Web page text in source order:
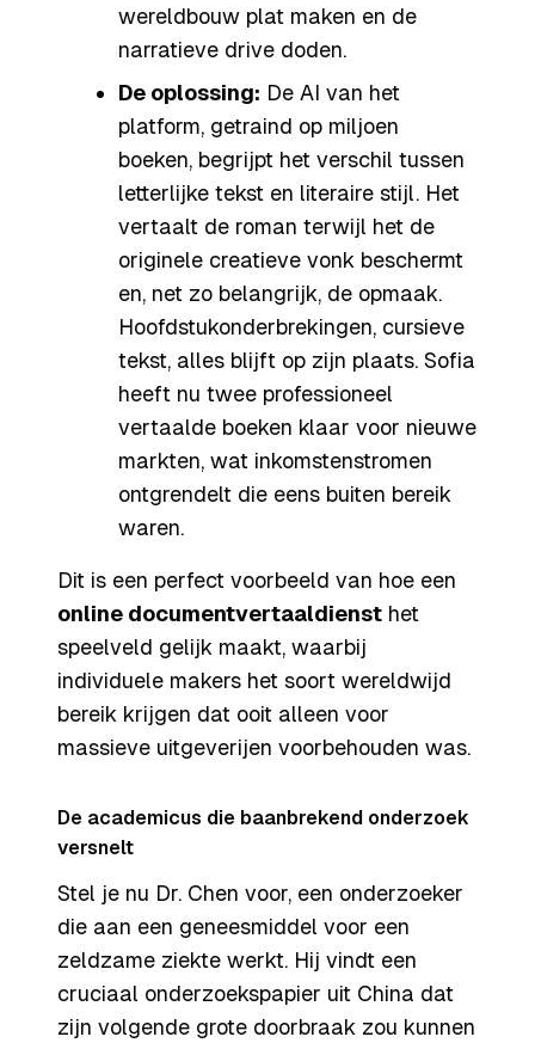
wereldbouw plat maken en de
narratieve drive doden.
De oplossing: De AI van het
platform, getraind op miljoen
boeken, begrijpt het verschil tussen
letterlijke tekst en literaire stijl. Het
vertaalt de roman terwijl het de
originele creatieve vonk beschermt
en, net zo belangrijk, de opmaak.
Hoofdstukonderbrekingen, cursieve
tekst, alles blijft op zijn plaats. Sofia
heeft nu twee professioneel
vertaalde boeken klaar voor nieuwe
markten, wat inkomstenstromen
ontgrendelt die eens buiten bereik
waren.
Dit is een perfect voorbeeld van hoe een
online documentvertaaldienst het
speelveld gelijk maakt, waarbij
individuele makers het soort wereldwijd
bereik krijgen dat ooit alleen voor
massieve uitgeverijen voorbehouden was.
De academicus die baanbrekend onderzoek
versnelt
Stel je nu Dr. Chen voor, een onderzoeker
die aan een geneesmiddel voor een
zeldzame ziekte werkt. Hij vindt een
cruciaal onderzoekspapier uit China dat
zijn volgende grote doorbraak zou kunnen